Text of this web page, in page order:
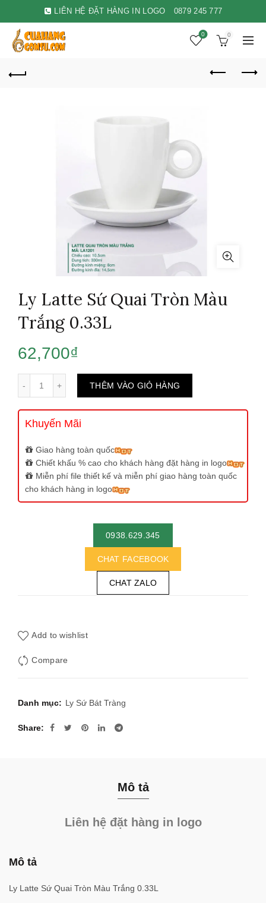
LIÊN HỆ ĐẶT HÀNG IN LOGO 0879 245 777
0 0
Ly Latte Sứ Quai Tròn Màu
Trắng 0.33L
62,700₫
THÊM VÀO GIỎ HÀNG
Khuyến Mãi
Giao hàng toàn quốc
Chiết khấu % cao cho khách hàng đặt hàng in logo
Miễn phí file thiết kế và miễn phí giao hàng toàn quốc
cho khách hàng in logo
0938.629.345
CHAT FACEBOOK
CHAT ZALO
Add to wishlist
Compare
Danh mục: Ly Sứ Bát Tràng
Share
Mô tả
Liên hệ đặt hàng in logo
Mô tả
Ly Latte Sứ Quai Tròn Màu Trắng 0.33L